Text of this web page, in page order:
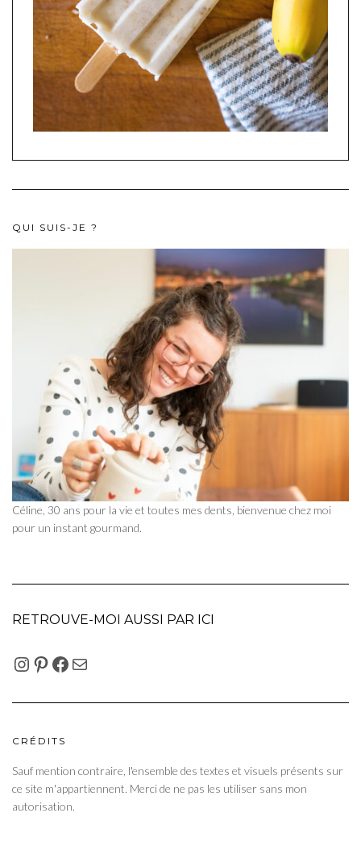
QUI SUIS-JE ?
Céline, 30 ans pour la vie et toutes mes dents, bienvenue chez moi
pour un instant gourmand.
RETROUVE-MOI AUSSI PAR ICI
INSTAGRAM
PINTEREST
FACEBOOK
E-MAIL
CRÉDITS
Sauf mention contraire, l'ensemble des textes et visuels présents sur
ce site m'appartiennent. Merci de ne pas les utiliser sans mon
autorisation.